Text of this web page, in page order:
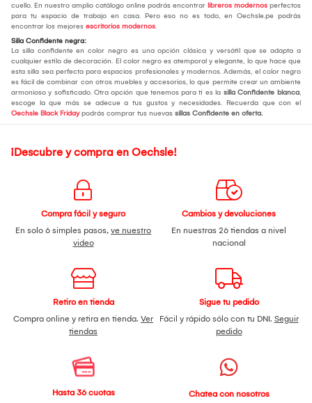
cuello. En nuestro amplio catálogo online podrás encontrar libreros modernos perfectos
para tu espacio de trabajo en casa. Pero eso no es todo, en Oechsle.pe podrás
encontrar los mejores escritorios modernos.
Silla Confidente negra:
La silla confidente en color negro es una opción clásica y versátil que se adapta a
cualquier estilo de decoración. El color negro es atemporal y elegante, lo que hace que
esta silla sea perfecta para espacios profesionales y modernos. Además, el color negro
es fácil de combinar con otros muebles y accesorios, lo que permite crear un ambiente
armonioso y sofisticado. Otra opción que tenemos para ti es la silla Confidente blanca,
escoge la que más se adecue a tus gustos y necesidades. Recuerda que con el
Oechsle Black Fridaypodrás comprar tus nuevas sillas Confidente en oferta.
¡Descubre y compra en Oechsle!
Compra fácil y seguro
En solo 6 simples pasos, ve nuestro
video
Cambios y devoluciones
En nuestras 26 tiendas a nivel
nacional
Retiro en tienda
Compra online y retira en tienda. Ver
tiendas
Sigue tu pedido
Fácil y rápido sólo con tu DNI. Seguir
pedido
Hasta 36 cuotas
Chatea con nosotros